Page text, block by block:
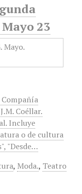
23
Coéllar.
Incluye
o de cultura
"Desde…
, Moda., Teatro